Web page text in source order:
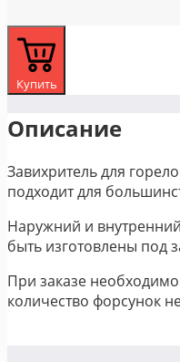
Купить
Описание
Завихритель для
подходит для
Наружний и
быть изготовлены под
При заказе
количество форсунок